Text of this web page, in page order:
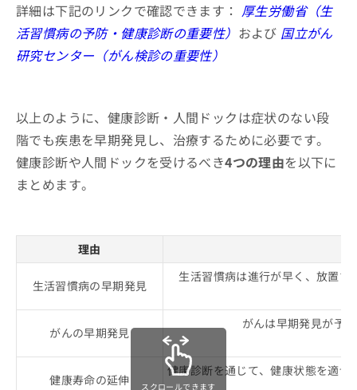
1．血液検査
2．尿検査
3．身長・体重測定、BMI
5．視力・聴力検査
6．心電図検査（ECG）
7．胸部X線検査
8．腹部超音波検査（エコー）
10．骨密度検査
11．肺機能検査
12．便潜血検査
13．肺がんCT検査
14．乳がん検診（マンモグラフィー、超音波検
15．子宮がん検診（子宮頸部細胞診）
健康診断でよくある質問10選
まとめ：池袋周辺で評判の健康診断・人間ドッ
詳細は下記のリンクで確認できます： 厚生労働省（生
活習慣病の予防・健康診断の重要性） および 国立がん
研究センター（がん検診の重要性）
以上のように、健康診断・人間ドックは症状のない段
階でも疾患を早期発見し、治療するために必要です。
健康診断や人間ドックを受けるべき4つの理由を以下に
まとめます。
理由
生活習慣病の早期発見
生活習慣病は進行が早く、放置
がんの早期発見
がんは早期発見が予
健康寿命の延伸
健康診断を通じて、健康状態を適
スクロールできます